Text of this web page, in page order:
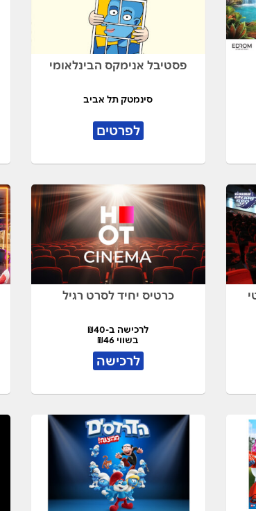
פסטיבל אנימקס הבינלאומי
סינמטק תל אביב
לפרטים
כרטיס יחיד לסרט רגיל
לרכישה ב-₪40
בשווי ₪46
לרכישה